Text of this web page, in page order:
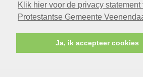
Klik hier voor de privacy statement
Protestantse Gemeente
Ja, ik accepteer cookies